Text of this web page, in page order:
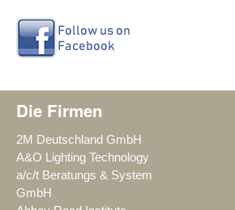
Die Firmen
2M Deutschland GmbH
A&O Lighting Technology
a/c/t Beratungs & System
GmbH